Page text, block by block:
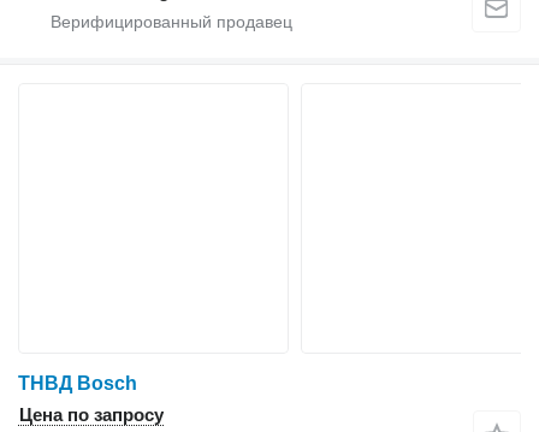
ТНВД Bosch
Цена по запросу